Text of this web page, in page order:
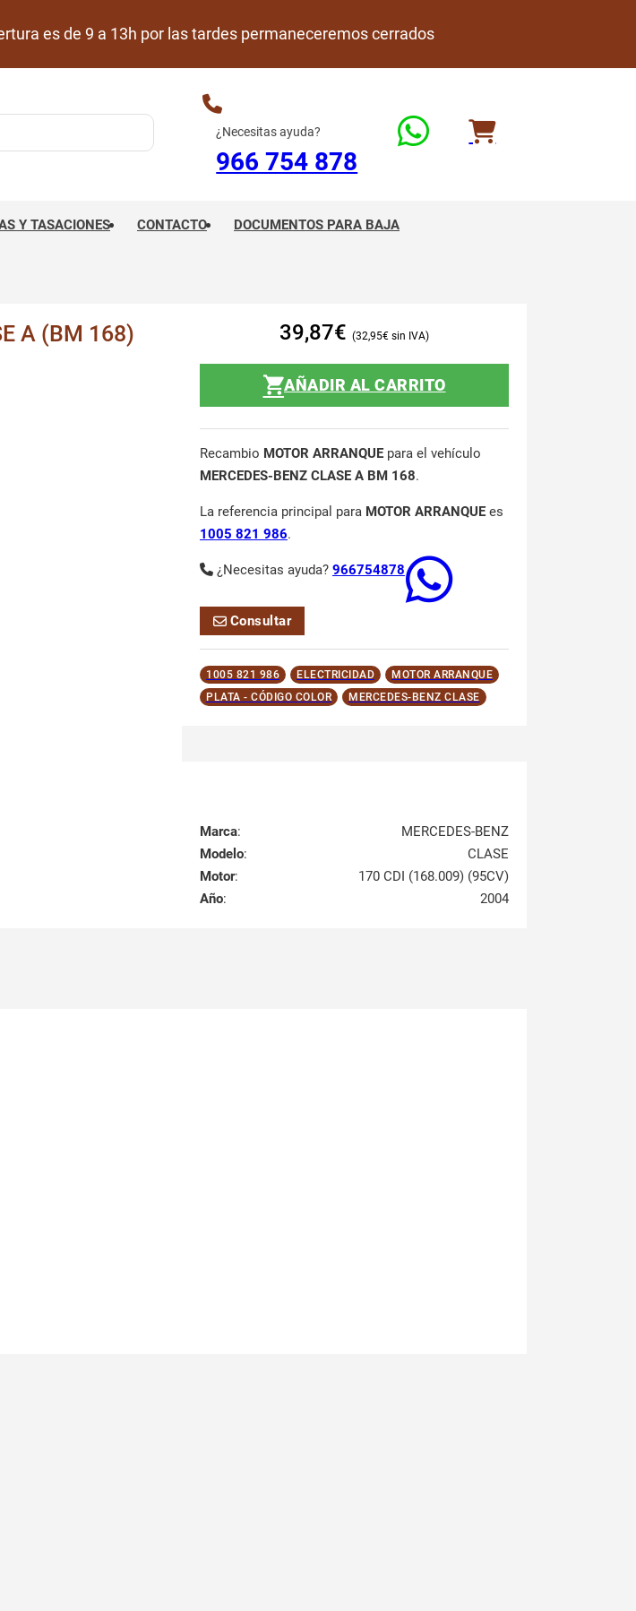
es de 9 a 13h por las tardes permaneceremos cerrados
¿Necesitas ayuda?
966 754 878
Y TASACIONES CONTACTO DOCUMENTOS PARA BAJA
A (BM 168)
39,87€ 32,95€
AÑADIR AL CARRITO
Recambio MOTOR ARRANQUE para el vehículo
MERCEDES-BENZ CLASE A BM 168.
La referencia principal para MOTOR ARRANQUE es
1005 821 986.
¿Necesitas ayuda? 966754878
Consultar
1005 821 986 ELECTRICIDAD
MOTOR ARRANQUE
PLATA - CÓDIGO COLOR
MERCEDES-BENZ CLASE
Marca:
MERCEDES-BENZ
Modelo:
CLASE
Motor:
170 CDI (168.009) (95CV)
Año: 2004